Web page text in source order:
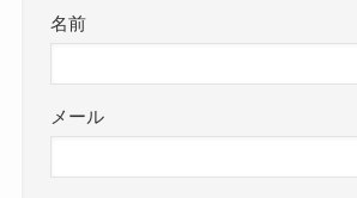
名前
メール